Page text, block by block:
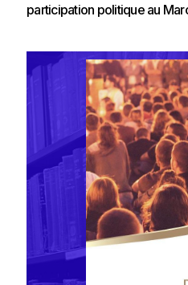
participation politique au